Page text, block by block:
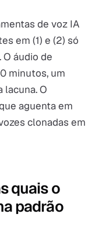
de voz IA
em (1) e (2) só
áudio de
minutos, um
lacuna. O
aguenta em
clonadas em
quais o
padrão